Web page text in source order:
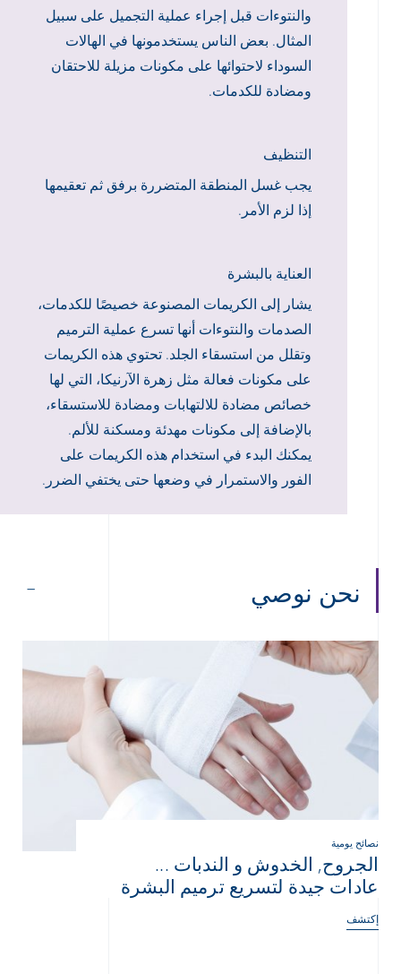
والنتوءات قبل إجراء عملية التجميل على سبيل
المثال. بعض الناس يستخدمونها في الهالات
السوداء لاحتوائها على مكونات مزيلة للاحتقان
ومضادة للكدمات.
التنظيف
يجب غسل المنطقة المتضررة برفق ثم تعقيمها
إذا لزم الأمر.
العناية بالبشرة
يشار إلى الكريمات المصنوعة خصيصًا للكدمات،
الصدمات والنتوءات أنها تسرع عملية الترميم
وتقلل من استسقاء الجلد. تحتوي هذه الكريمات
على مكونات فعالة مثل زهرة الآرنيكا، التي لها
خصائص مضادة للالتهابات ومضادة للاستسقاء،
بالإضافة إلى مكونات مهدئة ومسكنة للألم.
يمكنك البدء في استخدام هذه الكريمات على
الفور والاستمرار في وضعها حتى يختفي الضرر.
نحن نوصي
نصائح يومية
الجروح, الخدوش و الندبات ...
عادات جيدة لتسريع ترميم البشرة
إكتشف